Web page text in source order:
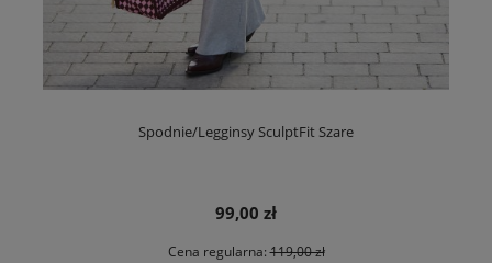
Spodnie/Legginsy SculptFit Szare
99,00 zł
Cena regularna:119,00 zł